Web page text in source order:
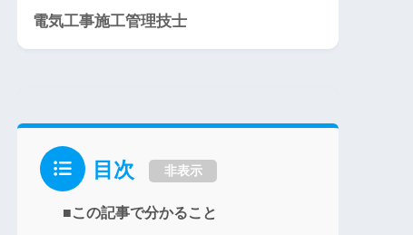
電気工事施工管理技士
目次 非表示
■この記事で分かること